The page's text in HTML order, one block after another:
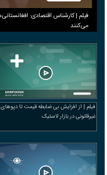
می‌کنند
فیلم | از افزایش بی ضابطه قیمت تا دپوهای
غیرقانونی در بازار لاستیک